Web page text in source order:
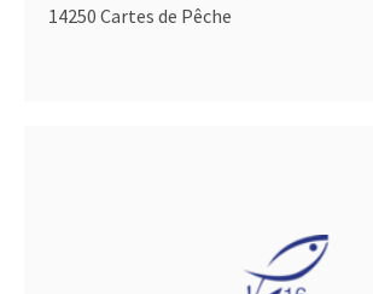
14250 Cartes de Pêche